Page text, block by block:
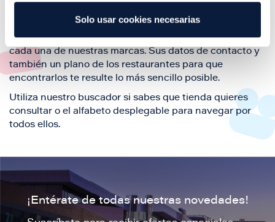
Solo usar cookies necesarias
tu visita.
El este directorio de restaurantes de Puerto Venecia
podrás encontrar toda la información necesaria de
cada una de nuestras marcas. Sus datos de contacto y
también un plano de los restaurantes para que
encontrarlos te resulte lo más sencillo posible.
Utiliza nuestro buscador si sabes que tienda quieres
consultar o el alfabeto desplegable para navegar por
todos ellos.
¡Entérate de todas nuestras novedades!